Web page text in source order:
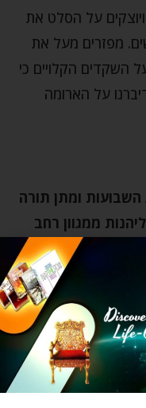
על הסלט את
מפזרים מעל את
השקדים הקלויים כי
על הארומה
ומתן תורה
ממגוון רחב
בנושא חגים
מתכונים מתן תורה